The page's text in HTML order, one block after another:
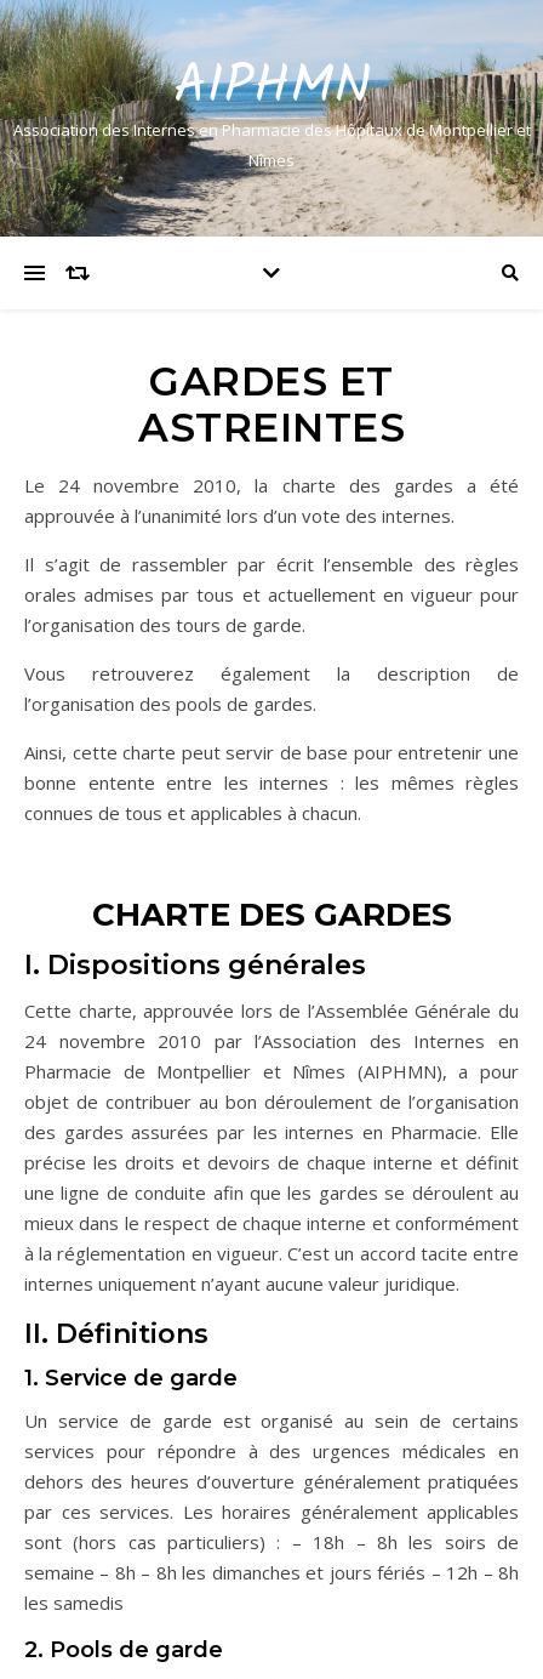
AIPHMN
Association des Internes en Pharmacie des Hôpitaux de Montpellier et
Nîmes
GARDES ET
ASTREINTES
Le 24 novembre 2010, la charte des gardes a été
approuvée à l’unanimité lors d’un vote des internes.
Il s’agit de rassembler par écrit l’ensemble des règles
orales admises par tous et actuellement en vigueur pour
l’organisation des tours de garde.
Vous retrouverez également la description de
l’organisation des pools de gardes.
Ainsi, cette charte peut servir de base pour entretenir une
bonne entente entre les internes : les mêmes règles
connues de tous et applicables à chacun.
CHARTE DES GARDES
I. Dispositions générales
Cette charte, approuvée lors de l’Assemblée Générale du
24 novembre 2010 par l’Association des Internes en
Pharmacie de Montpellier et Nîmes (AIPHMN), a pour
objet de contribuer au bon déroulement de l’organisation
des gardes assurées par les internes en Pharmacie. Elle
précise les droits et devoirs de chaque interne et définit
une ligne de conduite afin que les gardes se déroulent au
mieux dans le respect de chaque interne et conformément
à la réglementation en vigueur. C’est un accord tacite entre
internes uniquement n’ayant aucune valeur juridique.
II. Définitions
1. Service de garde
Un service de garde est organisé au sein de certains
services pour répondre à des urgences médicales en
dehors des heures d’ouverture généralement pratiquées
par ces services. Les horaires généralement applicables
sont (hors cas particuliers) : – 18h – 8h les soirs de
semaine – 8h – 8h les dimanches et jours fériés – 12h – 8h
les samedis
2. Pools de garde